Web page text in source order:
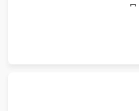
амортизаторов.
крестовины на